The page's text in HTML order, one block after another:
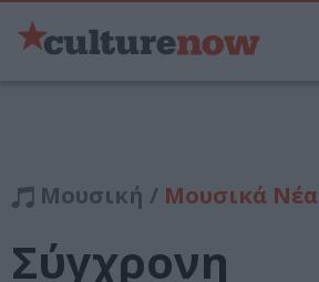
Μουσική / Μουσικά Νέα
Σύγχρονη